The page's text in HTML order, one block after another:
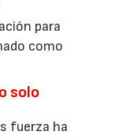
para
como
solo
fuerza ha